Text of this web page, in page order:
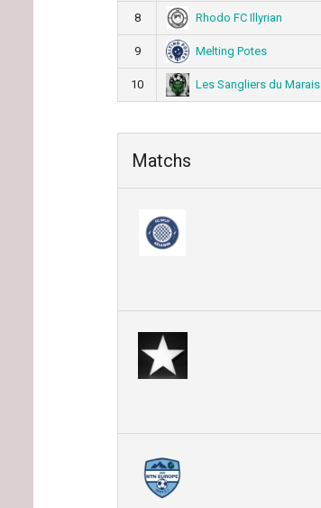
8 Rhodo FC Illyrian
9 Melting Potes
10 Les Sangliers du Marais
Matchs